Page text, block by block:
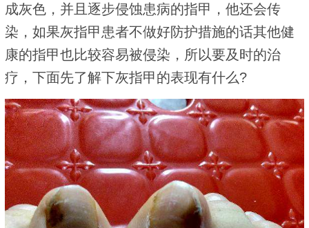
成灰色，并且逐步侵蚀患病的指甲，他还会传
染，如果灰指甲患者不做好防护措施的话其他健
康的指甲也比较容易被侵染，所以要及时的治
疗，下面先了解下灰指甲的表现有什么?